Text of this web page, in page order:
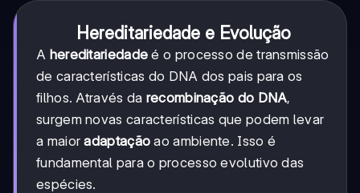
Hereditariedade e Evolução
A hereditariedade é o processo de transmissão
de características do DNA dos pais para os
filhos. Através da recombinação do DNA,
surgem novas características que podem levar
a maioradaptação ao ambiente. Isso é
fundamental para o processo evolutivo das
espécies.